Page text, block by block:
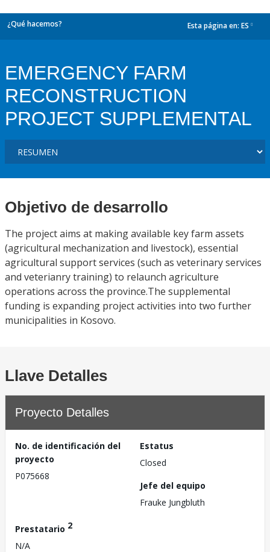
¿Qué hacemos? Esta página en: ES
EMERGENCY FARM
RECONSTRUCTION
PROJECT SUPPLEMENTAL
Objetivo de desarrollo
The project aims at making available key farm assets
(agricultural mechanization and livestock), essential
agricultural support services (such as veterinary services
and veterianry training) to relaunch agriculture
operations across the province.The supplemental
funding is expanding project activities into two further
municipalities in Kosovo.
Llave Detalles
Proyecto Detalles
No. de identificación del
proyecto
P075668
Estatus
Closed
Jefe del equipo
Frauke Jungbluth
Prestatario 2
N/A